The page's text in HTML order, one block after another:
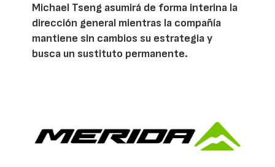
Michael Tseng asumirá de forma interina la
dirección general mientras la compañía
mantiene sin cambios su estrategia y
busca un sustituto permanente.